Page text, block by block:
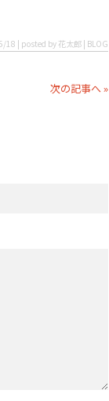
18 | posted by 花太郎 | BLOG
次の記事へ »